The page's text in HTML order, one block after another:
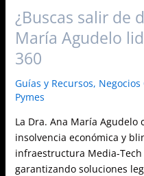
¿Buscas salir de
María Agudelo
360
Guías y Recursos, Negocios
Pymes
La Dra. Ana María Agudelo
insolvencia económica y
infraestructura Media-Tech
garantizando soluciones